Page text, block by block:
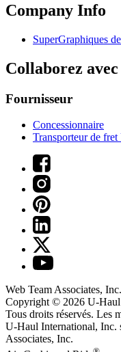
Company Info
SuperGraphiques de
Collaborez avec
Fournisseur
Concessionnaire
Transporteur de
Web Team Associates,
Copyright © 2026 U-Haul
Tous droits réservés. Les
U-Haul International, Inc.
Associates, Inc.